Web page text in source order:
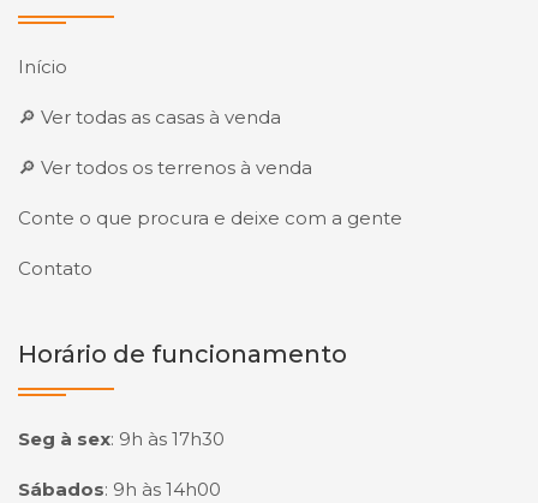
Início
🔎 Ver todas as casas à venda
🔎 Ver todos os terrenos à venda
Conte o que procura e deixe com a gente
Contato
Horário de funcionamento
Seg à sex: 9h às 17h30
Sábados: 9h às 14h00